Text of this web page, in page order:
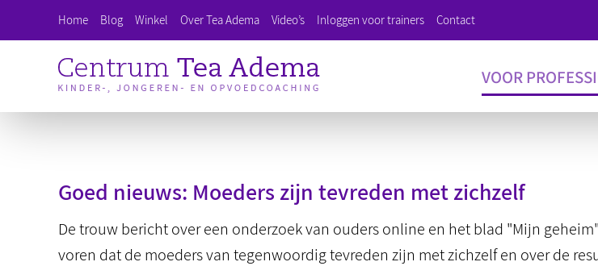
naar
Home Blog Winkel Over Tea Adema Video’s Inloggen voor trainers Contact
VOOR
Goed nieuws: Moeders zijn tevreden met zichzelf
De trouw bericht over een onderzoek van ouders online en het blad "Mijn
voren dat de moeders van tegenwoordig tevreden zijn met zichzelf en over de